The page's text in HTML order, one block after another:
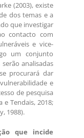
(2003), existe
dos temas e a
que investigar
contacto com
e vice-
um conjunto
analisadas
procurará dar
e
de pesquisa
e Tendais, 2018;
1988).
que incide